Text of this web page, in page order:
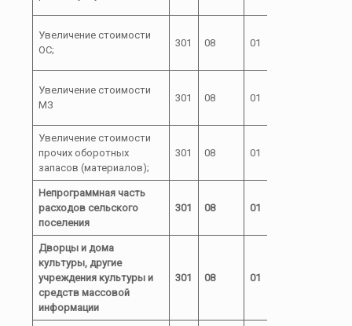
Увеличение стоимости
ОС;
301 08 01
Увеличение стоимости
МЗ
301 08 01
Увеличение стоимости
прочих оборотных
запасов (материалов);
301 08 01
Непрограммная часть
расходов сельского
поселения
301 08 01
Дворцы и дома
культуры, другие
учреждения культуры и
средств массовой
информации
301 08 01